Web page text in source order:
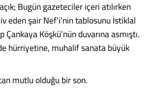
Bugün gazeteciler içeri atılırken
eden şair Nef’i’nin tablosunu İstiklal
Çankaya Köşkü’nün duvarına asmıştı.
hürriyetine, muhalif sanata büyük
mutlu olduğu bir son.